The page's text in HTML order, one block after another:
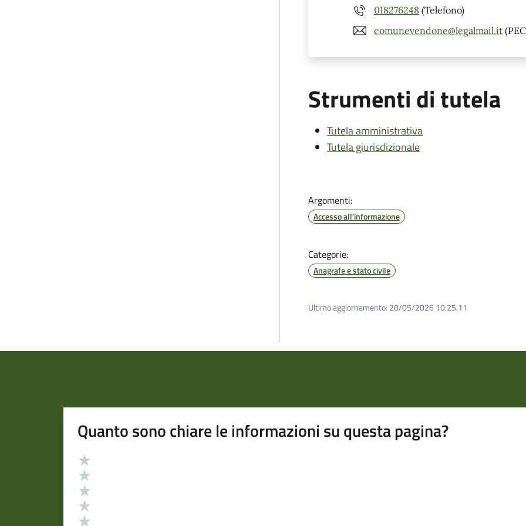
018276248 (Telefono)
comunevendone@legalmail.it
Strumenti di tutela
Tutela amministrativa
Tutela giurisdizionale
Argomenti:
Accesso all'informazione
Categorie:
Anagrafe e stato civile
Ultimo aggiornamento: 20/05/2026 10:25.11
Quanto sono chiare le informazioni su questa pagina?
Valutazione